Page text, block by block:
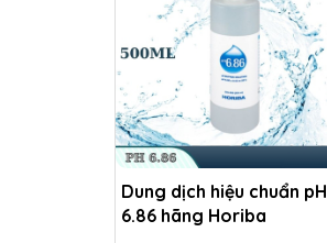
Dung dịch hiệu chuẩn pH
6.86 hãng Horiba